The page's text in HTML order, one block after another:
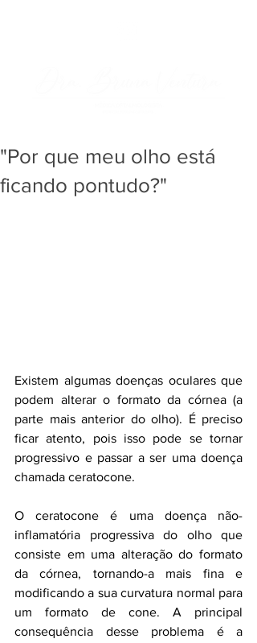
"Por que meu olho está
ficando pontudo?"
Existem algumas doenças oculares que
podem alterar o formato da córnea (a
parte mais anterior do olho). É preciso
ficar atento, pois isso pode se tornar
progressivo e passar a ser uma doença
chamada ceratocone.
O ceratocone é uma doença não-
inflamatória progressiva do olho que
consiste em uma alteração do formato
da córnea, tornando-a mais fina e
modificando a sua curvatura normal para
um formato de cone. A principal
consequência desse problema é a